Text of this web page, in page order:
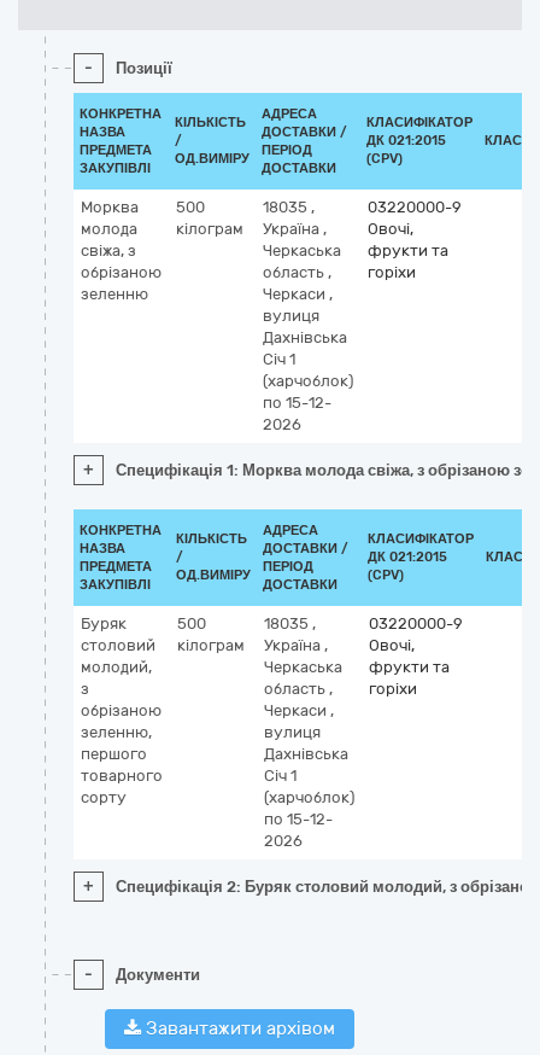
- Позиції
КОНКРЕТНА
НАЗВА
ПРЕДМЕТА
ЗАКУПІВЛІ
КІЛЬКІСТЬ
/
ОД.ВИМІРУ
АДРЕСА
ДОСТАВКИ /
ПЕРІОД
ДОСТАВКИ
КЛАСИФІКАТОР
ДК 021:2015
(CPV)
Морква
молода
свіжа, з
обрізаною
зеленню
500
кілограм
18035 ,
Україна ,
Черкаська
область ,
Черкаси ,
вулиця
Дахнівська
Січ 1
(харчоблок)
по 15-12-
2026
03220000-9
Овочі,
фрукти та
горіхи
+ Специфікація 1: Морква молода свіжа, з обрізаною
КОНКРЕТНА
НАЗВА
ПРЕДМЕТА
ЗАКУПІВЛІ
КІЛЬКІСТЬ
/
ОД.ВИМІРУ
АДРЕСА
ДОСТАВКИ /
ПЕРІОД
ДОСТАВКИ
КЛАСИФІКАТОР
ДК 021:2015
(CPV)
Буряк
столовий
молодий,
з
обрізаною
зеленню,
першого
товарного
сорту
500
кілограм
18035 ,
Україна ,
Черкаська
область ,
Черкаси ,
вулиця
Дахнівська
Січ 1
(харчоблок)
по 15-12-
2026
03220000-9
Овочі,
фрукти та
горіхи
+ Специфікація 2: Буряк столовий молодий, з
- Документи
Завантажити архівом